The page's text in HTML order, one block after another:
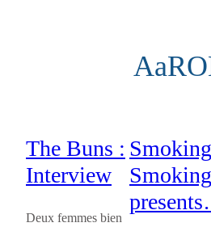
The Buns :
Interview
Deux femmes bien
Smoking
Smoking